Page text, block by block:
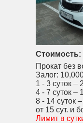
Стоимость:
Прокат без
Залог:
1 - 3 суток –
4 - 7 суток –
8 - 14 суток –
от 15 сут. и
Лимит в